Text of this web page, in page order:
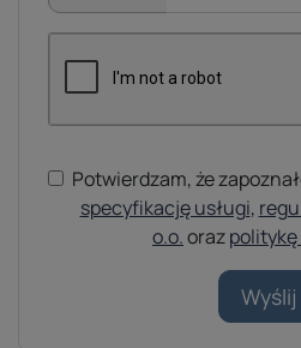
Potwierdzam, że
specyfikację usługi,
o.o.oraz
Wyślij